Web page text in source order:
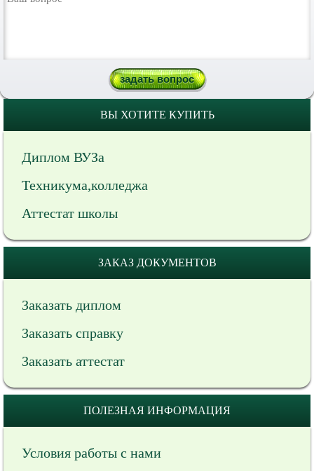
ВЫ ХОТИТЕ КУПИТЬ
Диплом ВУЗа
Техникума,колледжа
Аттестат школы
ЗАКАЗ ДОКУМЕНТОВ
Заказать диплом
Заказать справку
Заказать аттестат
ПОЛЕЗНАЯ ИНФОРМАЦИЯ
Условия работы с нами